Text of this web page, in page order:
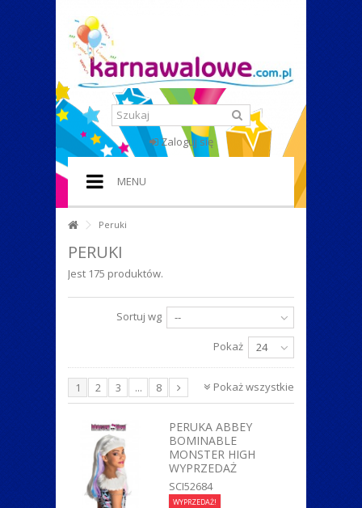
Zaloguj się
MENU
HOME
STROJE I PRZEBRANIA
DODATKI DO STROJU
+
IMPREZA W STYLU
+
ZWIERZĄTKA
Peruki
PERUKI
Jest 175 produktów.
Sortuj wg
--
Pokaż
24
Pokaż wszystkie
1 2 3 ... 8
PERUKA ABBEY
BOMINABLE
MONSTER HIGH
WYPRZEDAŻ
SCI52684
WYPRZEDAŻ!